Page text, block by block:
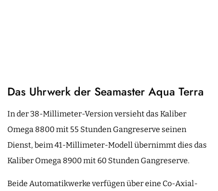
Das Uhrwerk der Seamaster Aqua Terra
In der 38-Millimeter-Version versieht das Kaliber
Omega 8800 mit 55 Stunden Gangreserve seinen
Dienst, beim 41-Millimeter-Modell übernimmt dies das
Kaliber Omega 8900 mit 60 Stunden Gangreserve.
Beide Automatikwerke verfügen über eine Co-Axial-